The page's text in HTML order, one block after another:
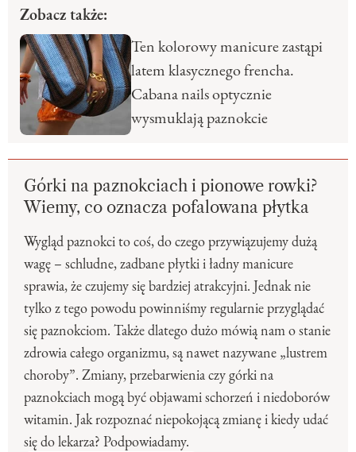
Zobacz także:
Ten kolorowy manicure zastąpi
latem klasycznego frencha.
Cabana nails optycznie
wysmuklają paznokcie
Górki na paznokciach i pionowe rowki?
Wiemy, co oznacza pofalowana płytka
Wygląd paznokci to coś, do czego przywiązujemy dużą
wagę – schludne, zadbane płytki i ładny manicure
sprawia, że czujemy się bardziej atrakcyjni. Jednak nie
tylko z tego powodu powinniśmy regularnie przyglądać
się paznokciom. Także dlatego dużo mówią nam o stanie
zdrowia całego organizmu, są nawet nazywane „lustrem
choroby”. Zmiany, przebarwienia czy górki na
paznokciach mogą być objawami schorzeń i niedoborów
witamin. Jak rozpoznać niepokojącą zmianę i kiedy udać
się do lekarza? Podpowiadamy.